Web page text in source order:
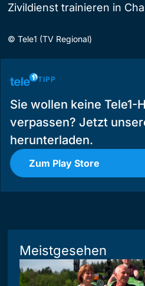
Zivildienst trainieren in
© Tele1 (TV Regional)
TIPP
Sie wollen keine Tele1-
verpassen? Jetzt
herunterladen.
Zum Play Store
Meistgesehen